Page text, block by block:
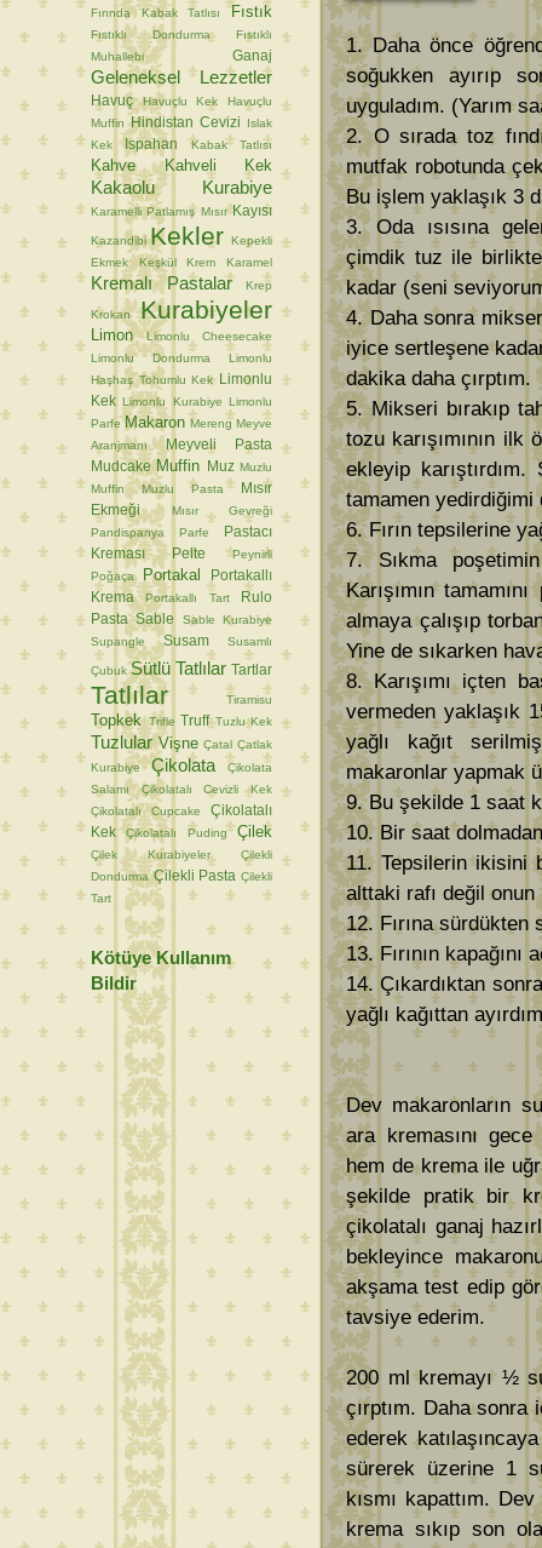
1. Daha önce
soğukken ayırıp
uyguladım. (Yarım
2. O sırada toz
mutfak robotunda
Bu işlem yaklaşık 3
3. Oda ısısına
çimdik tuz ile
kadar (seni
4. Daha sonra
iyice sertleşene
dakika daha çırptım.
5. Mikseri bırakıp
tozu karışımının ilk
ekleyip
tamamen yedirdiğimi
6. Fırın tepsilerine
7. Sıkma
Karışımın
almaya çalışıp
Yine de sıkarken
8. Karışımı içten
vermeden yaklaşık
yağlı kağıt
makaronlar yapmak
9. Bu şekilde 1 saat
10. Bir saat
11. Tepsilerin ikisini
alttaki rafı değil
12. Fırına sürdükten
13. Fırının
14. Çıkardıktan
yağlı kağıttan
Dev makaronların
ara kremasını
hem de krema ile
şekilde pratik bir
çikolatalı ganaj
bekleyince
akşama test edip
tavsiye ederim.
200 ml kremayı ½
çırptım. Daha sonra
ederek
sürerek üzerine 1
kısmı kapattım.
krema sıkıp son
Fırında Kabak Tatlısı
Fıstık
Fıstıklı Dondurma
Fıstıklı
Muhallebi
Ganaj
Geleneksel Lezzetler
Havuç Havuçlu Kek
Havuçlu
Muffin Hindistan Cevizi
Islak
Kek
Ispahan Kabak Tatlısı
Kahve Kahveli Kek
Kakaolu Kurabiye
Karamelli Patlamış Mısır Kayısı
Kazandibi Kekler Kepekli
Ekmek
Keşkül Krem Karamel
Kremalı Pastalar Krep
Krokan Kurabiyeler
Limon
Limonlu Cheesecake
Limonlu Dondurma
Limonlu
Haşhaş Tohumlu Kek
Limonlu
Kek Limonlu Kurabiye Limonlu
Parfe Makaron Mereng Meyve
Aranjmanı
Meyveli Pasta
Mudcake Muffin Muz Muzlu
Muffin
Muzlu Pasta
Mısır
Ekmeği
Mısır Gevreği
Pandispanya
Parfe
Pastacı
Kreması
Pelte
Peynirli
Poğaça
Portakal
Portakallı
Krema
Portakallı Tart
Rulo
Pasta Sable
Sable Kurabiye
Supangle
Susam Susamlı
Çubuk Sütlü Tatlılar Tartlar
Tatlılar Tiramisu
Topkek Trifle Truff Tuzlu Kek
Tuzlular Vişne Çatal Çatlak
Kurabiye
Çikolata
Çikolata
Salamı
Çikolatalı Cevizli Kek
Çikolatalı Cupcake
Çikolatalı
Kek
Çikolatalı Puding Çilek
Çilek Kurabiyeler
Çilekli
Dondurma Çilekli Pasta Çilekli
Tart
Kötüye Kullanım
Bildir